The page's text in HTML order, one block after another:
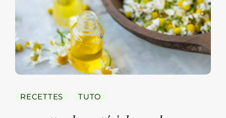
RECETTES TUTO